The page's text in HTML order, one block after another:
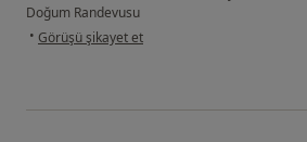
Doğum Randevusu
• kullanıcının görüşüne göre e....k
Görüşü şikayet et